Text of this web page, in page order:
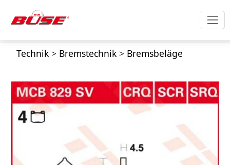
Technik> Bremstechnik> Bremsbeläge